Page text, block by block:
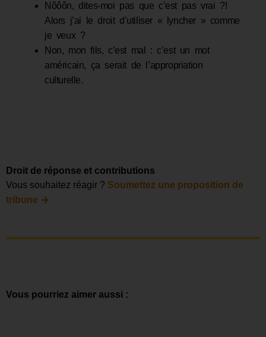
Nôôôn, dites-moi pas que c’est pas vrai ?!
Alors j’ai le droit d’utiliser « lyncher » comme
je veux ?
Non, mon fils, c’est mal : c’est un mot
américain, ça serait de l’appropriation
culturelle.
Droit de réponse et contributions
Vous souhaitez réagir ? Soumettez une proposition de
tribune →
Vous pourriez aimer aussi :